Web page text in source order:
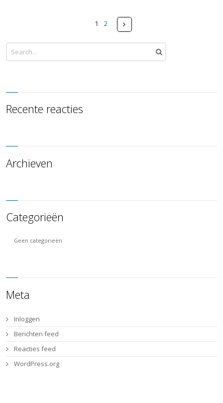
Pages
1 2 Next
Recente reacties
Archieven
Categorieën
Geen categorieën
Meta
Inloggen
Berichten feed
Reacties feed
WordPress.org